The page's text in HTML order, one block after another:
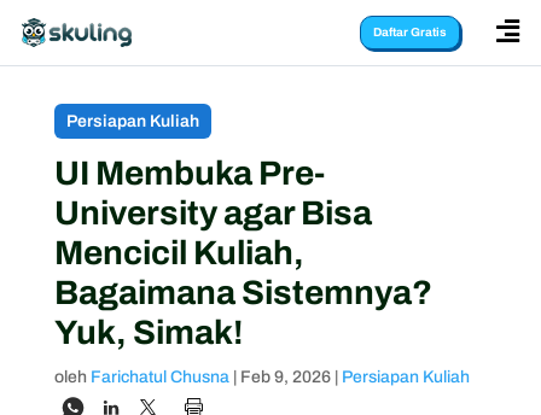
Daftar Gratis 
Persiapan Kuliah
UI Membuka Pre-
University agar Bisa
Mencicil Kuliah,
Bagaimana Sistemnya?
Yuk, Simak!
oleh Farichatul Chusna| Feb 9, 2026| Persiapan Kuliah